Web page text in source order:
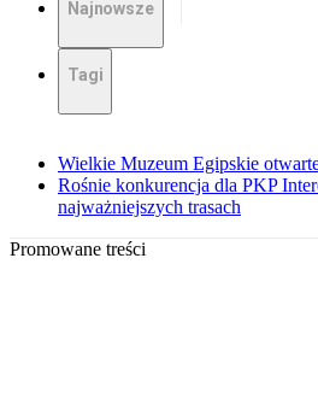
Najnowsze
Tagi
Wielkie Muzeum Egipskie
Rośnie konkurencja dla PKP
najważniejszych trasach
Promowane treści